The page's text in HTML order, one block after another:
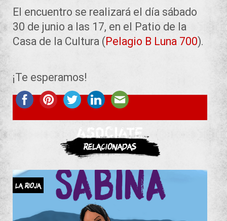
El encuentro se realizará el día sábado
30 de junio a las 17, en el Patio de la
Casa de la Cultura ( Pelagio B Luna 700).
¡Te esperamos!
ASOCIATE
Relacionadas
La Rioja